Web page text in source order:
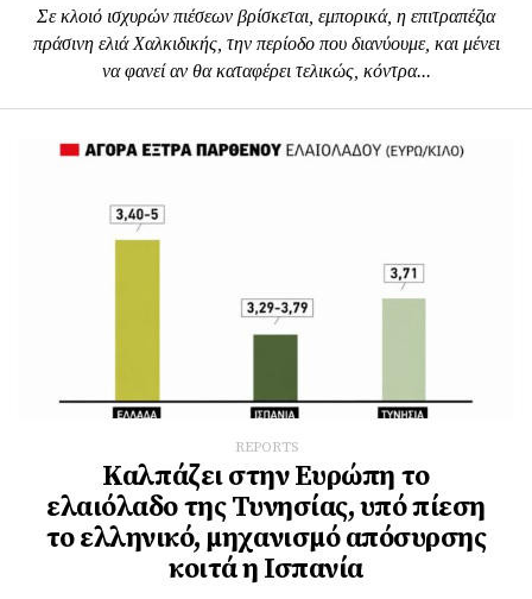
Σε κλοιό ισχυρών πιέσεων βρίσκεται, εμπορικά, η επιτραπέζια
πράσινη ελιά Χαλκιδικής, την περίοδο που διανύουμε, και μένει
να φανεί αν θα καταφέρει τελικώς, κόντρα...
REPORTS
Καλπάζει στην Ευρώπη το
ελαιόλαδο της Τυνησίας, υπό πίεση
το ελληνικό, μηχανισμό απόσυρσης
κοιτά η Ισπανία